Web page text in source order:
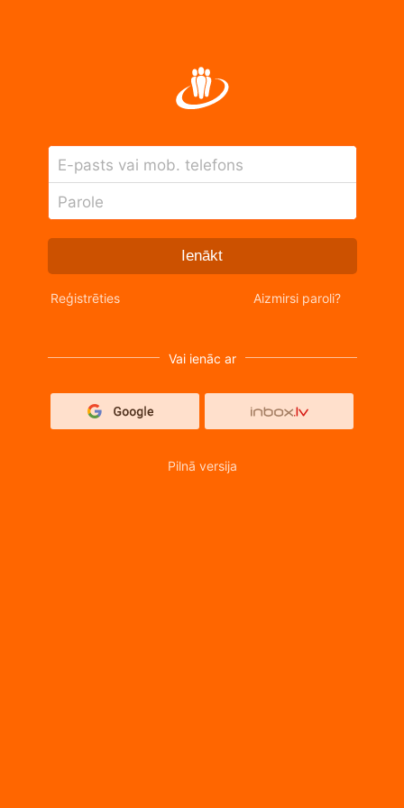
E-pasts vai mob. telefons
Parole
Ienākt
Reģistrēties Aizmirsi paroli?
Vai ienāc ar
Pilnā versija